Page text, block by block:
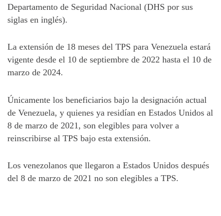
Departamento de Seguridad Nacional (DHS por sus
siglas en inglés).
La extensión de 18 meses del TPS para Venezuela estará
vigente desde el 10 de septiembre de 2022 hasta el 10 de
marzo de 2024.
Únicamente los beneficiarios bajo la designación actual
de Venezuela, y quienes ya residían en Estados Unidos al
8 de marzo de 2021, son elegibles para volver a
reinscribirse al TPS bajo esta extensión.
Los venezolanos que llegaron a Estados Unidos después
del 8 de marzo de 2021 no son elegibles a TPS.